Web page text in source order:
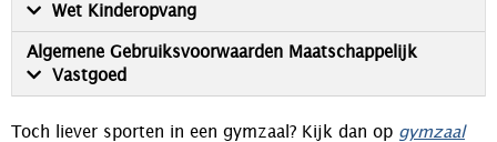
Wet Kinderopvang
Algemene Gebruiksvoorwaarden Maatschappelijk
Vastgoed
Toch liever sporten in een gymzaal? Kijk dan op gymzaal